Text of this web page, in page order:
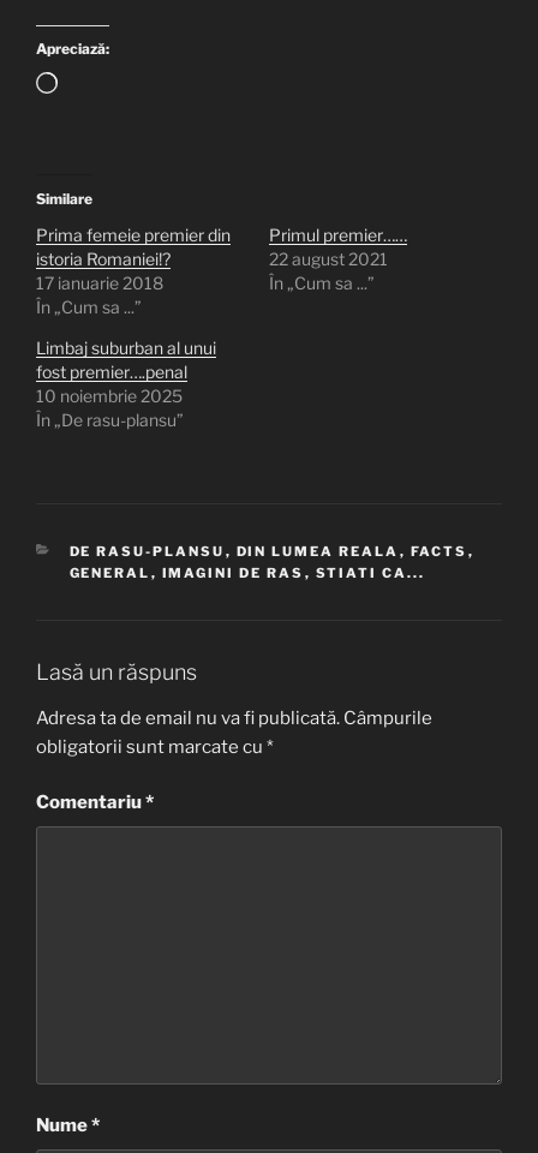
Apreciază:
Încarc...
Similare
Prima femeie premier din
istoria Romaniei!?
17 ianuarie 2018
În „Cum sa ...”
Primul premier……
22 august 2021
În „Cum sa ...”
Limbaj suburban al unui
fost premier….penal
10 noiembrie 2025
În „De rasu-plansu”
CATEGORII
DE RASU-PLANSU , DIN LUMEA REALA , FACTS ,
GENERAL , IMAGINI DE RAS , STIATI CA...
Lasă un răspuns
Adresa ta de email nu va fi publicată. Câmpurile
obligatorii sunt marcate cu *
Comentariu*
Nume*